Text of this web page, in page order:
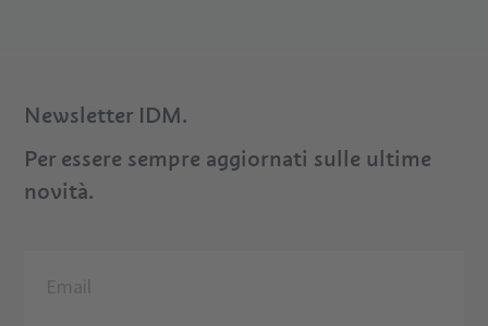
Newsletter IDM.
Per essere sempre aggiornati sulle ultime
novità.